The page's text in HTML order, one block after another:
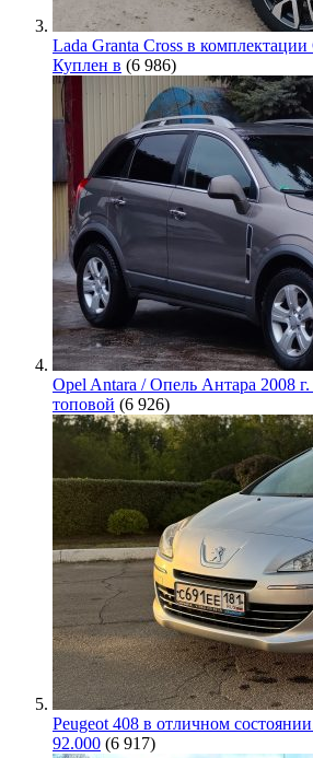
Lada Granta Cross в комплектации
Куплен в (6 986)
Opel Antara / Опель Антара 2008
топовой (6 926)
Peugeot 408 в отличном
92.000 (6 917)